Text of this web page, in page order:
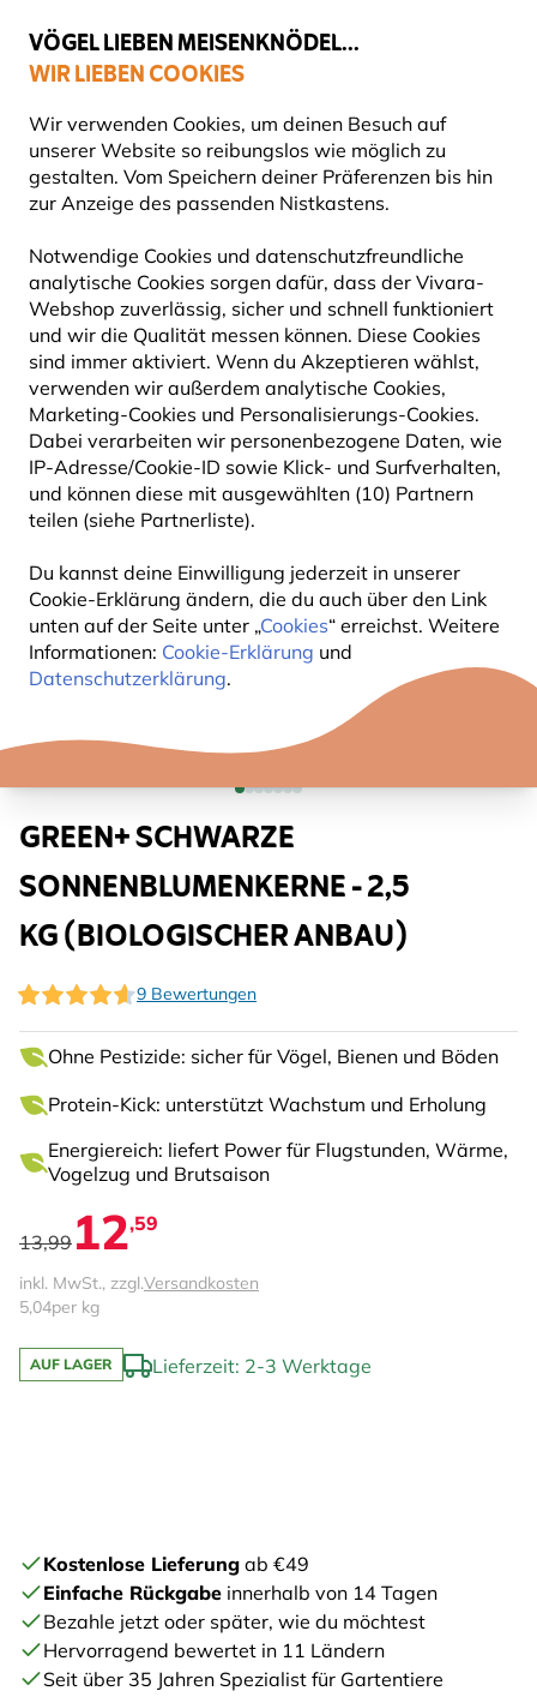
VÖGEL LIEBEN MEISENKNÖDEL...
WIR LIEBEN COOKIES
Wir verwenden Cookies, um deinen Besuch auf
unserer Website so reibungslos wie möglich zu
gestalten. Vom Speichern deiner Präferenzen bis hin
zur Anzeige des passenden Nistkastens.
Notwendige Cookies und datenschutzfreundliche
analytische Cookies sorgen dafür, dass der Vivara-
Webshop zuverlässig, sicher und schnell funktioniert
und wir die Qualität messen können. Diese Cookies
sind immer aktiviert. Wenn du Akzeptieren wählst,
verwenden wir außerdem analytische Cookies,
Marketing-Cookies und Personalisierungs-Cookies.
Dabei verarbeiten wir personenbezogene Daten, wie
IP-Adresse/Cookie-ID sowie Klick- und Surfverhalten,
und können diese mit ausgewählten (10) Partnern
teilen (siehe Partnerliste).
Du kannst deine Einwilligung jederzeit in unserer
Cookie-Erklärung ändern, die du auch über den Link
unten auf der Seite unter „Cookies“ erreichst. Weitere
Informationen: Cookie-Erklärung und
Datenschutzerklärung.
Top-bewertet in 11 Ländern
Gratis Versand ab 49 €
Vogelfutter Einzelsaaten
10% RABATT
GREEN+ SCHWARZE
SONNENBLUMENKERNE - 2,5
KG (BIOLOGISCHER ANBAU)
9 Bewertungen
Ohne Pestizide: sicher für Vögel, Bienen und Böden
Protein-Kick: unterstützt Wachstum und Erholung
Energiereich: liefert Power für Flugstunden, Wärme,
Vogelzug und Brutsaison
13,99 12,59
inkl. MwSt., zzgl.Versandkosten
5,04per kg
AUF LAGER Lieferzeit: 2-3 Werktage
Kostenlose Lieferung ab €49
Einfache Rückgabe innerhalb von 14 Tagen
Bezahle jetzt oder später, wie du möchtest
Hervorragend bewertet in 11 Ländern
Seit über 35 Jahren Spezialist für Gartentiere